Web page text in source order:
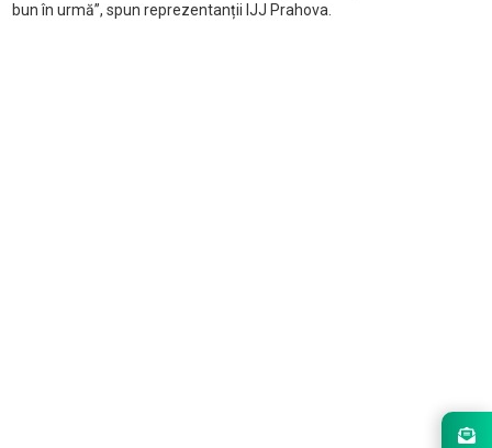
bun în urmă”, spun reprezentanții IJJ Prahova.